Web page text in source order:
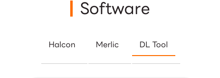
Software
Halcon Merlic DL Tool